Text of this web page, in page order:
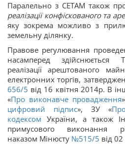
Паралельно з СЕТАМ також
реалізації конфіскованого та
яку зокрема можливо з
земельну ділянку.
Правове регулювання
насамперед здійснюється
реалізації арештованого
електронних торгів,
656/5 від 16 квітня 2014р. В
«Про виконавче провадження
цифровий підпис», ЗУ «
кодексом України, а також
примусового виконання
наказом Мінюсту №515/5 від